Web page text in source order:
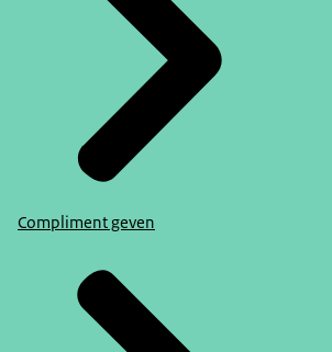
Compliment geven